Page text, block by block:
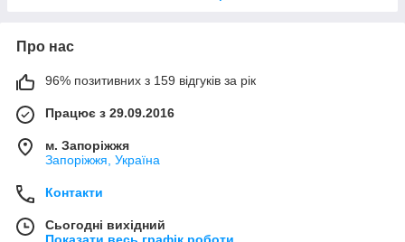
Про нас
96% позитивних з 159 відгуків за рік
Працює з 29.09.2016
м. Запоріжжя
Запоріжжя, Україна
Контакти
Сьогодні вихідний